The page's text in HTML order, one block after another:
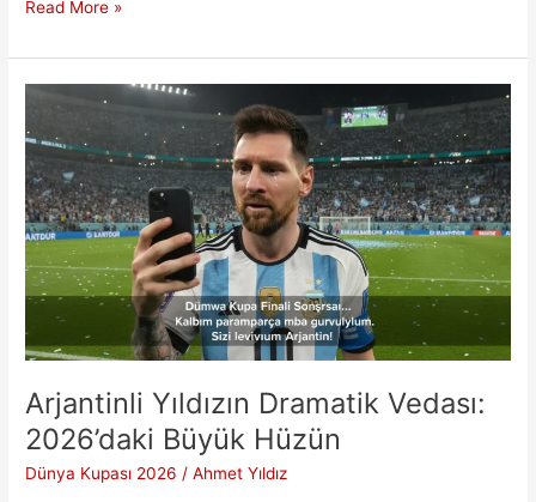
Aslan’ın
Öncesi
Rotası:
Avusturya
Kampında
Monza
Sınavı
Read More »
Arjantinli Yıldızın Dramatik Vedası:
2026’daki Büyük Hüzün
Dünya Kupası 2026 /Ahmet Yıldız